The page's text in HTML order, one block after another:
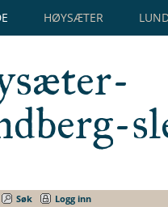
HØYSÆTER
Søk Logg inn